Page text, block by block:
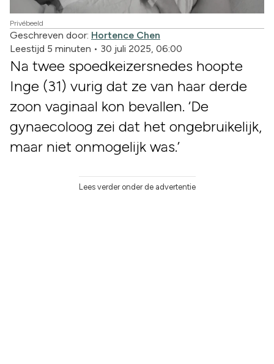
Privébeeld
Geschreven door: Hortence Chen
Leestijd 5 minuten • 30 juli 2025, 06:00
Na twee spoedkeizersnedes hoopte
Inge (31) vurig dat ze van haar derde
zoon vaginaal kon bevallen. ‘De
gynaecoloog zei dat het ongebruikelijk,
maar niet onmogelijk was.’
Lees verder onder de advertentie